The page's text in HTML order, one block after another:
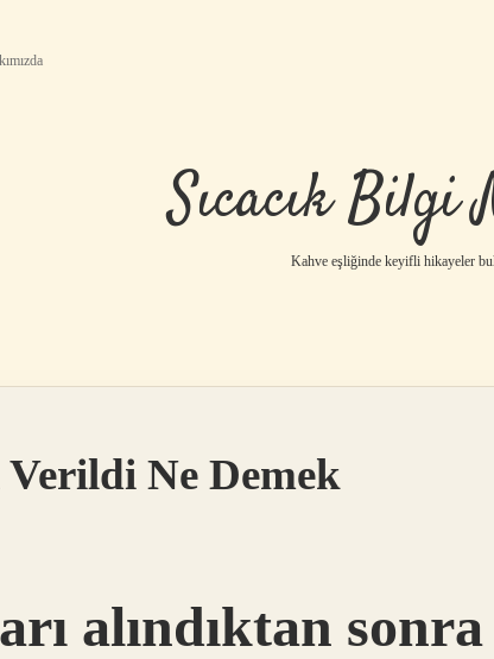
Sıcacık Bilgi
Kahve eşliğinde keyifli hikayeler
Ne Demek
alındıktan sonra